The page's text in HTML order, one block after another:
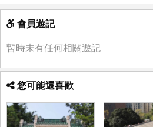
會員遊記
暫時未有任何相關遊記
您可能還喜歡